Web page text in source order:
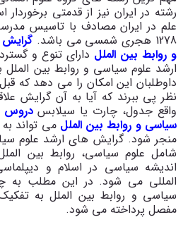
رشته در ایران نیز از قدمتی
علم در ایران مصادف با تاسیس
1278 هجری شمسی می باشد.
و روابط بین الملل دارای تنوع و
ارشد علوم سیاسی و روابط بین
داوطلبان این امکان را می دهد که
نظر پی ببرند که آیا به آن گرایش
واقع جدول، چارت یا سیلابسدروس
سیاسی و روابط بین الملل می تواند
منجر شود. گرایش های ارشد علوم
شامل علوم سیاسی، روابط بین
اندیشه سیاسی در اسلام و
المللی می شود. در این مطلب به
سیاسی و روابط بین الملل به
مفصل پرداخته می شود.